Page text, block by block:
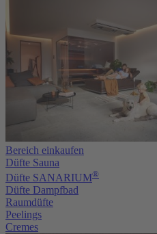
Bereich einkaufen
Düfte Sauna
Düfte SANARIUM®
Düfte Dampfbad
Raumdüfte
Peelings
Cremes